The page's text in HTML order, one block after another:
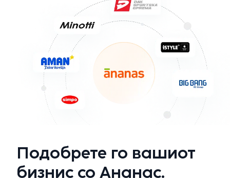
Подобрете го вашиот
бизнис со Ананас.